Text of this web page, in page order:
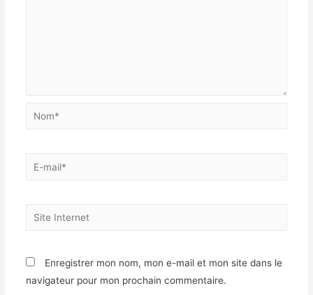
Enregistrer mon nom, mon e-mail et mon site dans le
navigateur pour mon prochain commentaire.